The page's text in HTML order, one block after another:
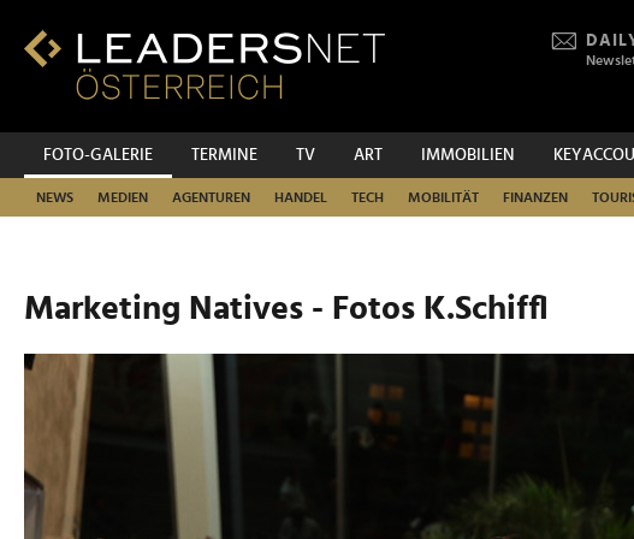
Inhalt
Fußzeilen-
Hauptnavigation
FOTO-GALERIE TERMINE TV ART IMMOBILIEN
NEWS MEDIEN AGENTUREN HANDEL TECH MOBILITÄT FINANZEN
Marketing Natives - Fotos K.Schiffl